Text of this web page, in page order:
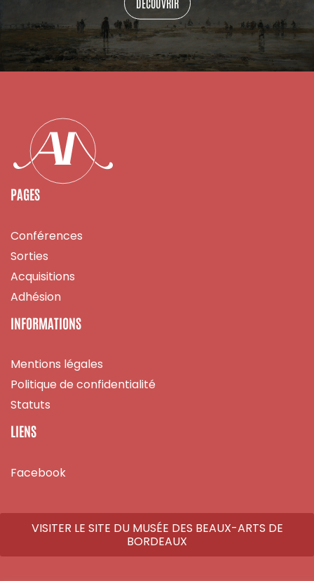
PAGES
Conférences
Sorties
Acquisitions
Adhésion
INFORMATIONS
Mentions légales
Politique de confidentialité
Statuts
LIENS
Facebook
VISITER LE SITE DU MUSÉE DES BEAUX-ARTS DE
BORDEAUX